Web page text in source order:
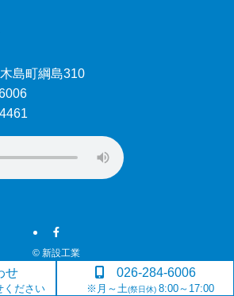
せ
ださい
026-284-6006
※月～土(祭日休) 8:00～17:00
島町綱島310
© 新設工業